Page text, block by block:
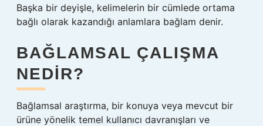
Başka bir deyişle, kelimelerin bir cümlede ortama
bağlı olarak kazandığı anlamlara bağlam denir.
BAĞLAMSAL ÇALIŞMA
NEDIR?
Bağlamsal araştırma, bir konuya veya mevcut bir
ürüne yönelik temel kullanıcı davranışları ve